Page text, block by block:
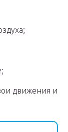
движения и